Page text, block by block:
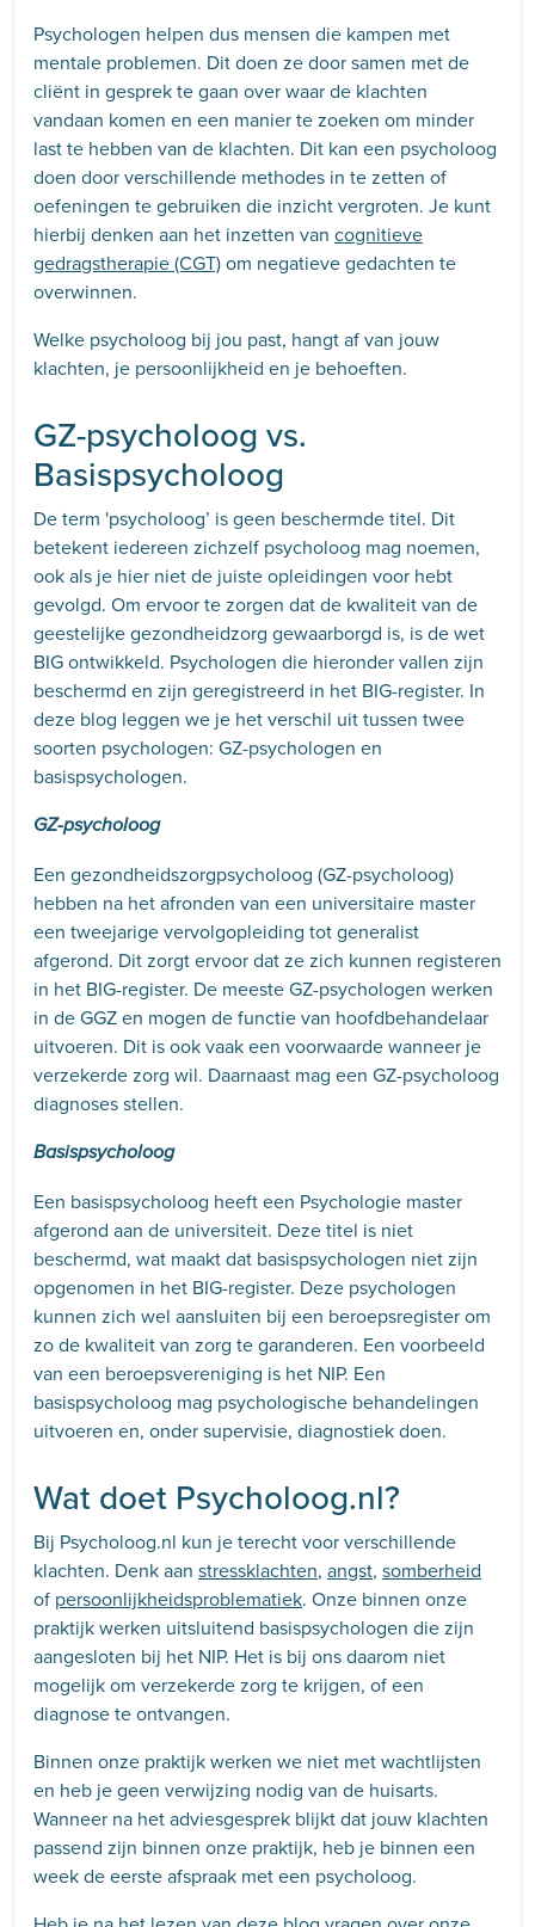
Psychologen helpen dus mensen die kampen met
mentale problemen. Dit doen ze door samen met de
cliënt in gesprek te gaan over waar de klachten
vandaan komen en een manier te zoeken om minder
last te hebben van de klachten. Dit kan een psycholoog
doen door verschillende methodes in te zetten of
oefeningen te gebruiken die inzicht vergroten. Je kunt
hierbij denken aan het inzetten van cognitieve
gedragstherapie (CGT)om negatieve gedachten te
overwinnen.
Welke psycholoog bij jou past, hangt af van jouw
klachten, je persoonlijkheid en je behoeften.
GZ-psycholoog vs.
Basispsycholoog
De term 'psycholoog’ is geen beschermde titel. Dit
betekent iedereen zichzelf psycholoog mag noemen,
ook als je hier niet de juiste opleidingen voor hebt
gevolgd. Om ervoor te zorgen dat de kwaliteit van de
geestelijke gezondheidzorg gewaarborgd is, is de wet
BIG ontwikkeld. Psychologen die hieronder vallen zijn
beschermd en zijn geregistreerd in het BIG-register. In
deze blog leggen we je het verschil uit tussen twee
soorten psychologen: GZ-psychologen en
basispsychologen.
GZ-psycholoog
Een gezondheidszorgpsycholoog (GZ-psycholoog)
hebben na het afronden van een universitaire master
een tweejarige vervolgopleiding tot generalist
afgerond. Dit zorgt ervoor dat ze zich kunnen registeren
in het BIG-register. De meeste GZ-psychologen werken
in de GGZ en mogen de functie van hoofdbehandelaar
uitvoeren. Dit is ook vaak een voorwaarde wanneer je
verzekerde zorg wil. Daarnaast mag een GZ-psycholoog
diagnoses stellen.
Basispsycholoog
Een basispsycholoog heeft een Psychologie master
afgerond aan de universiteit. Deze titel is niet
beschermd, wat maakt dat basispsychologen niet zijn
opgenomen in het BIG-register. Deze psychologen
kunnen zich wel aansluiten bij een beroepsregister om
zo de kwaliteit van zorg te garanderen. Een voorbeeld
van een beroepsvereniging is het NIP. Een
basispsycholoog mag psychologische behandelingen
uitvoeren en, onder supervisie, diagnostiek doen.
Wat doet Psycholoog.nl?
Bij Psycholoog.nl kun je terecht voor verschillende
klachten. Denk aan stressklachten, angst, somberheid
of persoonlijkheidsproblematiek. Onze binnen onze
praktijk werken uitsluitend basispsychologen die zijn
aangesloten bij het NIP. Het is bij ons daarom niet
mogelijk om verzekerde zorg te krijgen, of een
diagnose te ontvangen.
Binnen onze praktijk werken we niet met wachtlijsten
en heb je geen verwijzing nodig van de huisarts.
Wanneer na het adviesgesprek blijkt dat jouw klachten
passend zijn binnen onze praktijk, heb je binnen een
week de eerste afspraak met een psycholoog.